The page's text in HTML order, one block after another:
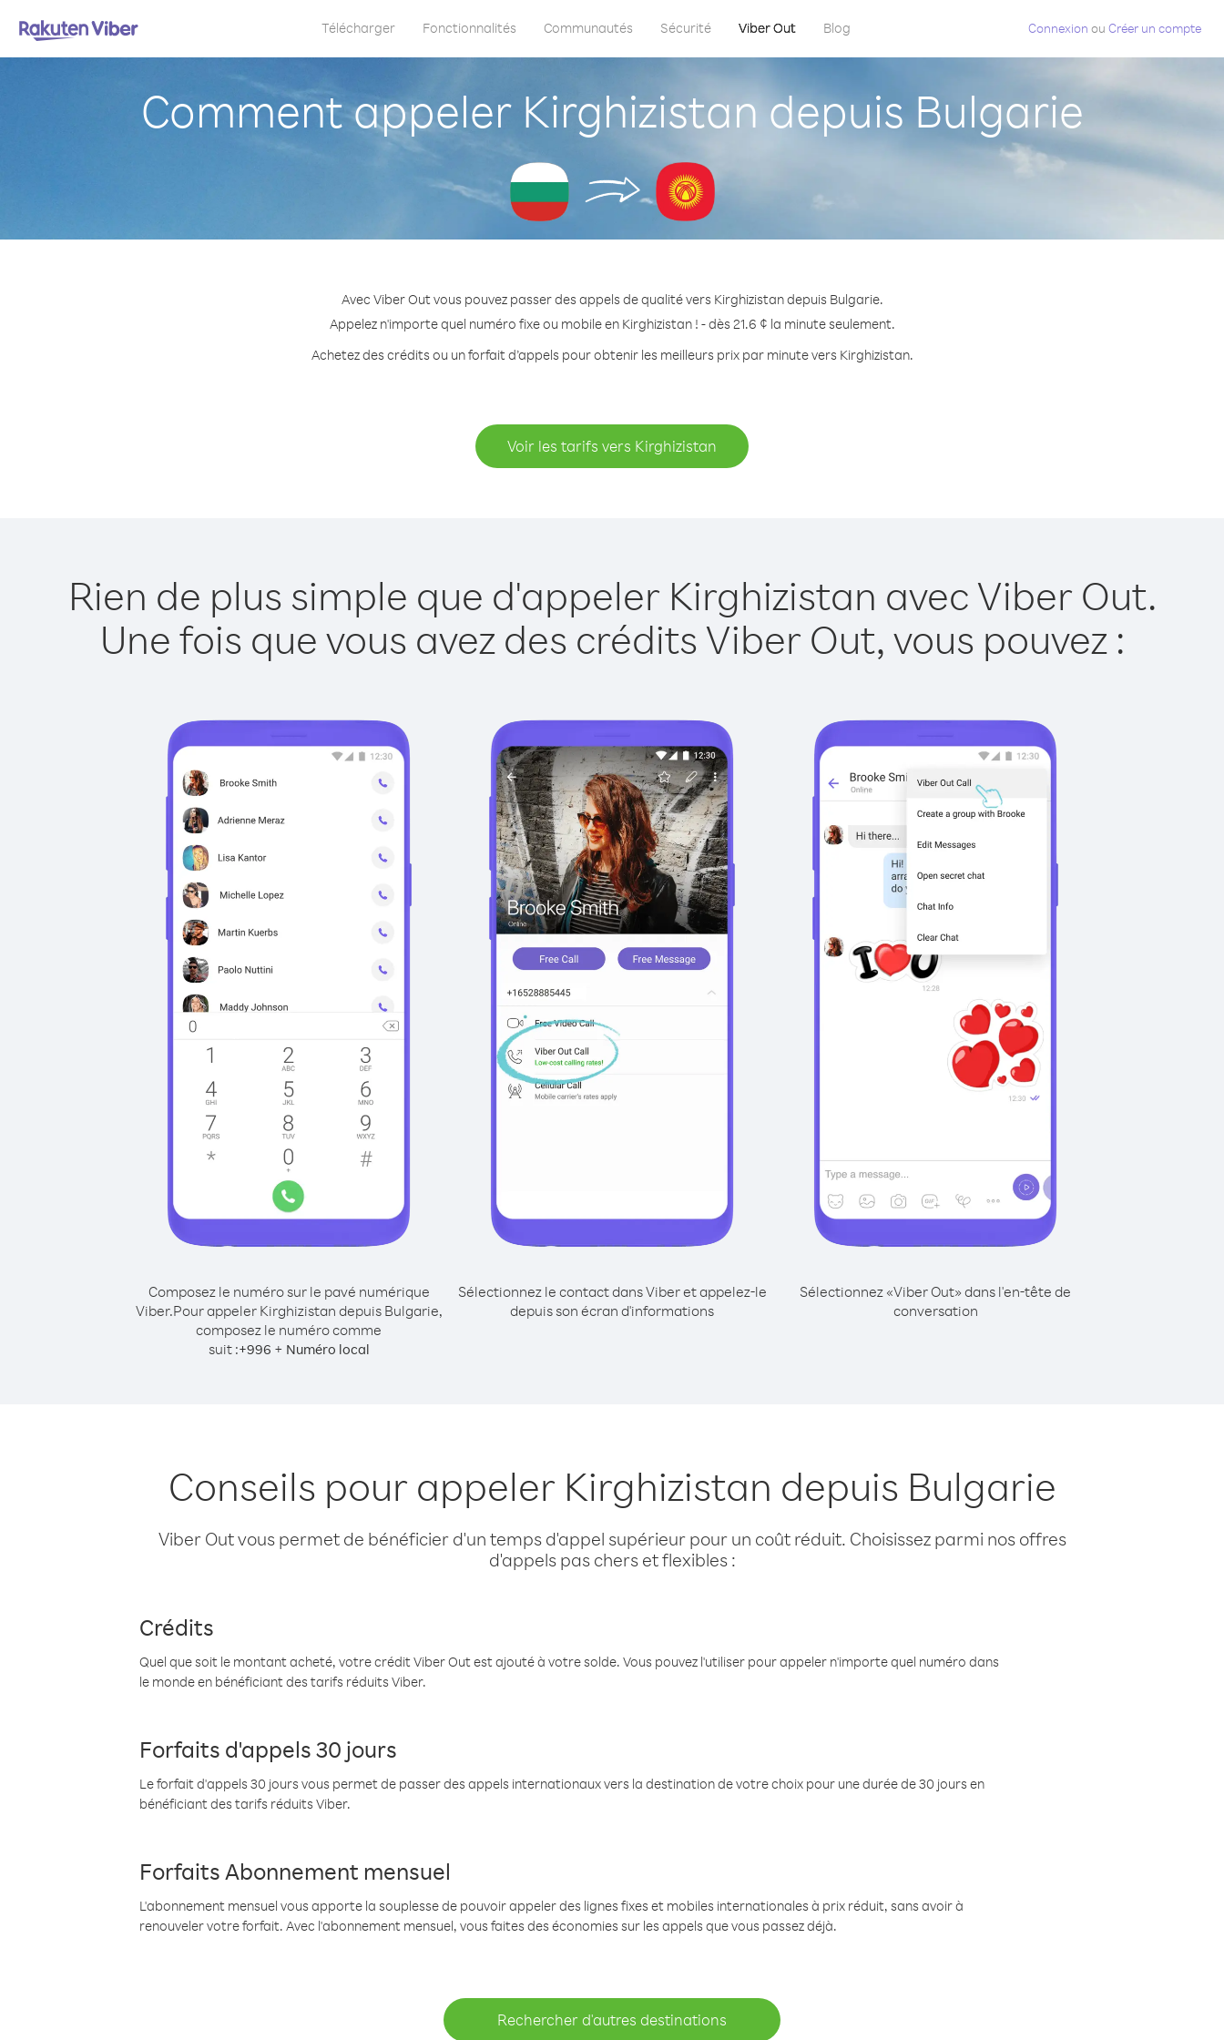
Télécharger Fonctionnalités Communautés Sécurité Viber Out Blog Connexion ou Créer un compte
Comment appeler Kirghizistan depuis Bulgarie
Avec Viber Out vous pouvez passer des appels de qualité vers Kirghizistan depuis Bulgarie.
Appelez n'importe quel numéro fixe ou mobile en Kirghizistan ! - dès 21.6 ¢ la minute seulement.
Achetez des crédits ou un forfait d’appels pour obtenir les meilleurs prix par minute vers Kirghizistan.
Voir les tarifs vers Kirghizistan
Rien de plus simple que d'appeler Kirghizistan avec Viber Out.
Une fois que vous avez des crédits Viber Out, vous pouvez :
Composez le numéro sur le pavé numérique
Viber.Pour appeler Kirghizistan depuis Bulgarie,
composez le numéro comme
suit :+996 + Numéro local
Sélectionnez le contact dans Viber et appelez-le
depuis son écran d'informations
Sélectionnez «Viber Out» dans l'en-tête de
conversation
Conseils pour appeler Kirghizistan depuis Bulgarie
Viber Out vous permet de bénéficier d'un temps d'appel supérieur pour un coût réduit. Choisissez parmi nos offres
d'appels pas chers et flexibles :
Crédits
Quel que soit le montant acheté, votre crédit Viber Out est ajouté à votre solde. Vous pouvez l'utiliser pour appeler n'importe quel numéro dans
le monde en bénéficiant des tarifs réduits Viber.
Forfaits d'appels 30 jours
Le forfait d'appels 30 jours vous permet de passer des appels internationaux vers la destination de votre choix pour une durée de 30 jours en
bénéficiant des tarifs réduits Viber.
Forfaits Abonnement mensuel
L'abonnement mensuel vous apporte la souplesse de pouvoir appeler des lignes fixes et mobiles internationales à prix réduit, sans avoir à
renouveler votre forfait. Avec l'abonnement mensuel, vous faites des économies sur les appels que vous passez déjà.
Rechercher d'autres destinations